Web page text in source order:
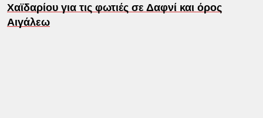
Χαϊδαρίου για τις φωτιές σε Δαφνί και όρος
Αιγάλεω